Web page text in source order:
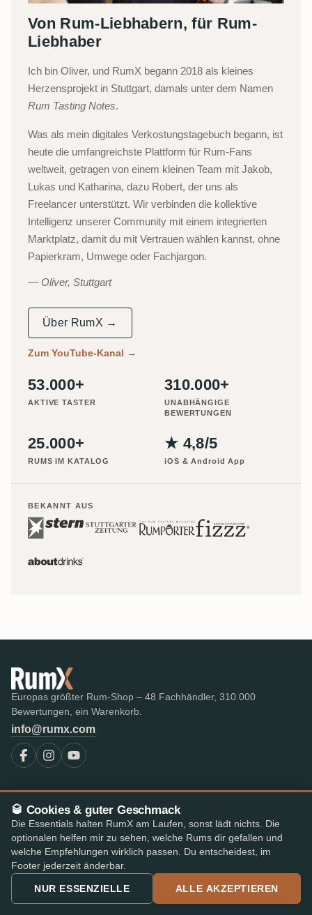
Von Rum-Liebhabern, für Rum-
Liebhaber
Ich bin Oliver, und RumX begann 2018 als kleines
Herzensprojekt in Stuttgart, damals unter dem Namen
Rum Tasting Notes.
Was als mein digitales Verkostungstagebuch begann, ist
heute die umfangreichste Plattform für Rum-Fans
weltweit, getragen von einem kleinen Team mit Jakob,
Lukas und Katharina, dazu Robert, der uns als
Freelancer unterstützt. Wir verbinden die kollektive
Intelligenz unserer Community mit einem integrierten
Marktplatz, damit du mit Vertrauen wählen kannst, ohne
Papierkram, Umwege oder Fachjargon.
Oliver, Stuttgart
Über RumX →
Zum YouTube-Kanal →
53.000+
AKTIVE TASTER
310.000+
UNABHÄNGIGE
BEWERTUNGEN
25.000+
RUMS IM KATALOG
★ 4,8/5
iOS & Android App
BEKANNT AUS
Europas größter Rum-Shop – 48 Fachhändler, 310.000
Bewertungen, ein Warenkorb.
info@rumx.com
SHOP
Alle Rums
Bestseller
Die besten Rums im Test
Auktionen
RumX Awards
Merch
WISSEN
Was ist Rum?
FAQ & Glossar
Expert-Reviews
Rum-Länder
Destillerien
Abfüller
🥃 Cookies & guter Geschmack
Die Essentials halten RumX am Laufen, sonst lädt nichts. Die
optionalen helfen mir zu sehen, welche Rums dir gefallen und
welche Empfehlungen wirklich passen. Du entscheidest, im
Footer jederzeit änderbar.
NUR ESSENZIELLE ALLE AKZEPTIEREN